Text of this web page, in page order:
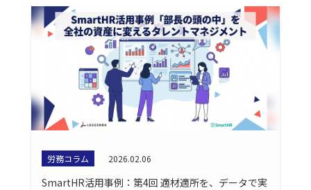
労務コラム 2026.02.06
SmartHR活用事例：第4回 適材適所を、データで実